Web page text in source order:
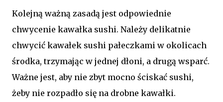
Kolejną ważną zasadą jest odpowiednie
chwycenie kawałka sushi. Należy delikatnie
chwycić kawałek sushi pałeczkami w okolicach
środka, trzymając w jednej dłoni, a drugą wsparć.
Ważne jest, aby nie zbyt mocno ściskać sushi,
żeby nie rozpadło się na drobne kawałki.